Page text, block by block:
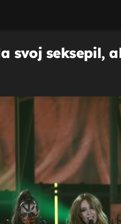
svoj seksepil,